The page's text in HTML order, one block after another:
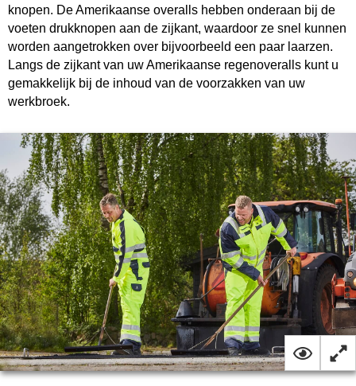
knopen. De Amerikaanse overalls hebben onderaan bij de
voeten drukknopen aan de zijkant, waardoor ze snel kunnen
worden aangetrokken over bijvoorbeeld een paar laarzen.
Langs de zijkant van uw Amerikaanse regenoveralls kunt u
gemakkelijk bij de inhoud van de voorzakken van uw
werkbroek.